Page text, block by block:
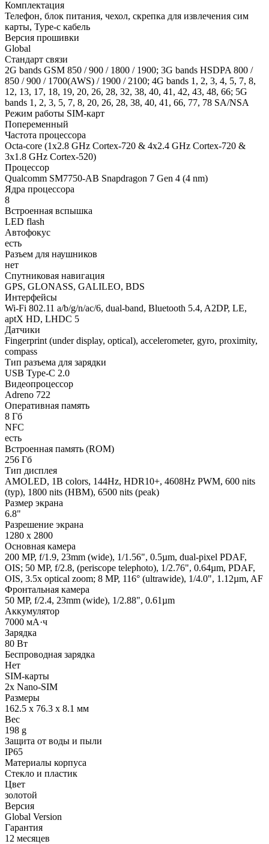
Комплектация
Телефон, блок питания, чехол, скрепка для извлечения сим
карты, Type-c кабель
Версия прошивки
Global
Стандарт связи
2G bands GSM 850 / 900 / 1800 / 1900; 3G bands HSDPA 800 /
850 / 900 / 1700(AWS) / 1900 / 2100; 4G bands 1, 2, 3, 4, 5, 7, 8,
12, 13, 17, 18, 19, 20, 26, 28, 32, 38, 40, 41, 42, 43, 48, 66; 5G
bands 1, 2, 3, 5, 7, 8, 20, 26, 28, 38, 40, 41, 66, 77, 78 SA/NSA
Режим работы SIM-карт
Попеременный
Частота процессора
Octa-core (1x2.8 GHz Cortex-720 & 4x2.4 GHz Cortex-720 &
3x1.8 GHz Cortex-520)
Процессор
Qualcomm SM7750-AB Snapdragon 7 Gen 4 (4 nm)
Ядра процессора
8
Встроенная вспышка
LED flash
Автофокус
есть
Разъем для наушников
нет
Спутниковая навигация
GPS, GLONASS, GALILEO, BDS
Интерфейсы
Wi-Fi 802.11 a/b/g/n/ac/6, dual-band, Bluetooth 5.4, A2DP, LE,
aptX HD, LHDC 5
Датчики
Fingerprint (under display, optical), accelerometer, gyro, proximity,
compass
Тип разъема для зарядки
USB Type-C 2.0
Видеопроцессор
Adreno 722
Оперативная память
8 Гб
NFC
есть
Встроенная память (ROM)
256 Гб
Тип дисплея
AMOLED, 1B colors, 144Hz, HDR10+, 4608Hz PWM, 600 nits
(typ), 1800 nits (HBM), 6500 nits (peak)
Размер экрана
6.8"
Разрешение экрана
1280 x 2800
Основная камера
200 MP, f/1.9, 23mm (wide), 1/1.56", 0.5µm, dual-pixel PDAF,
OIS; 50 MP, f/2.8, (periscope telephoto), 1/2.76", 0.64µm, PDAF,
OIS, 3.5x optical zoom; 8 MP, 116° (ultrawide), 1/4.0", 1.12µm, AF
Фронтальная камера
50 MP, f/2.4, 23mm (wide), 1/2.88", 0.61µm
Аккумулятор
7000 мА·ч
Зарядка
80 Вт
Беспроводная зарядка
Нет
SIM-карты
2x Nano-SIM
Размеры
162.5 x 76.3 x 8.1 мм
Вес
198 g
Защита от воды и пыли
IP65
Материалы корпуса
Стекло и пластик
Цвет
золотой
Версия
Global Version
Гарантия
12 месяцев